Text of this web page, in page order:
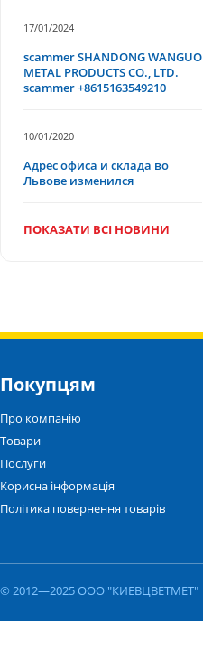
17/01/2024
scammer SHANDONG WANGUO
METAL PRODUCTS CO., LTD.
scammer +8615163549210
10/01/2020
Адрес офиса и склада во
Львове изменился
ПОКАЗАТИ ВСІ НОВИНИ
Покупцям
Про компанію
Товари
Послуги
Корисна інформація
Політика повернення товарів
© 2012—2025 ООО "КИЕВЦВЕТМЕТ"